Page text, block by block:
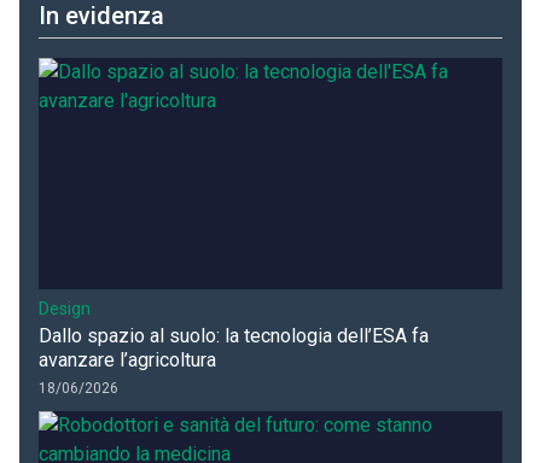
In evidenza
Design
Dallo spazio al suolo: la tecnologia dell’ESA fa
avanzare l’agricoltura
18/06/2026